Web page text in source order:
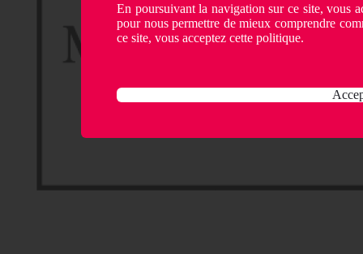
En poursuivant la navigation sur ce site, vous
pour nous permettre de mieux comprendre
ce site, vous acceptez cette politique.